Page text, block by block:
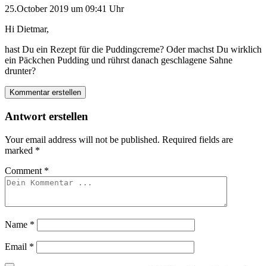
25.October 2019 um 09:41 Uhr
Hi Dietmar,
hast Du ein Rezept für die Puddingcreme? Oder machst Du wirklich
ein Päckchen Pudding und rührst danach geschlagene Sahne
drunter?
Kommentar erstellen
Antwort erstellen
Your email address will not be published. Required fields are
marked *
Comment *
Name *
Email *